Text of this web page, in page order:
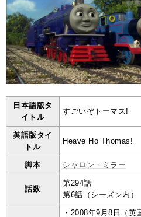
日本語版タ
イトル
すごいぞトーマス!
英語版タイ
トル
Heave Ho Thomas!
脚本 シャロン・ミラー
話数
第294話
第6話（シーズン内）
・2008年9月8日（英